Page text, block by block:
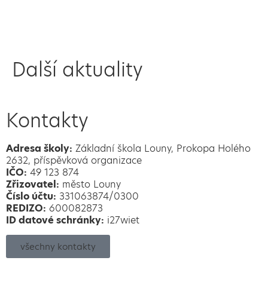
Další aktuality
Kontakty
Adresa školy: Základní škola Louny, Prokopa Holého
2632, příspěvková organizace
IČO: 49 123 874
Zřizovatel: město Louny
Číslo účtu: 331063874/0300
REDIZO: 600082873
ID datové schránky: i27wiet
všechny kontakty